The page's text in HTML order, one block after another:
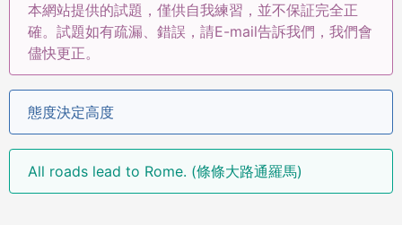
本網站提供的試題，僅供自我練習，並不保証完全正
確。試題如有疏漏、錯誤，請E-mail告訴我們，我們會
儘快更正。
態度決定高度
All roads lead to Rome. (條條大路通羅馬)